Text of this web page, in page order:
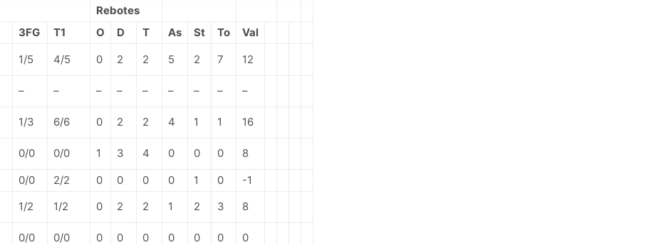
Rebotes
3FG T1 O D T As St To
Val
1/5 4/5 0 2 2 5 2 7 12
– – – – – – – – –
1/3 6/6 0 2 2 4 1 1 16
0/0 0/0 1 3 4 0 0 0
8
0/0 2/2 0 0 0 0 1 0
-1
1/2 1/2 0 2 2 1 2 3 8
0/0 0/0 0 0 0 0 0 0 0